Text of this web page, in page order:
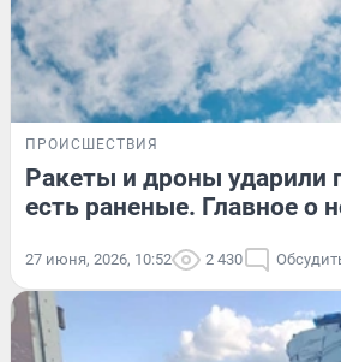
ПРОИСШЕСТВИЯ
Ракеты и дроны ударили
есть раненые. Главное о
27 июня, 2026, 10:52 2 430